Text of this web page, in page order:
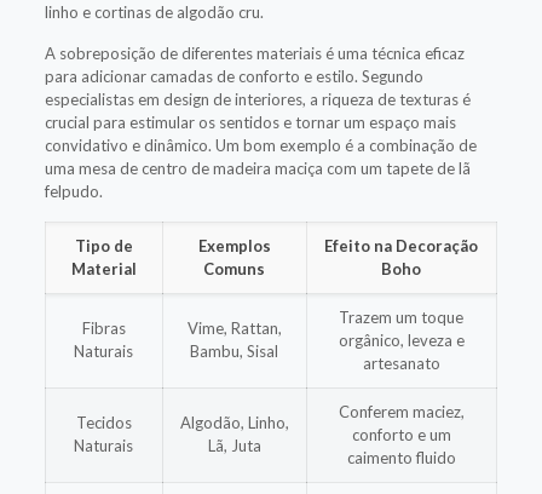
linho e cortinas de algodão cru.
A sobreposição de diferentes materiais é uma técnica eficaz
para adicionar camadas de conforto e estilo. Segundo
especialistas em design de interiores, a riqueza de texturas é
crucial para estimular os sentidos e tornar um espaço mais
convidativo e dinâmico. Um bom exemplo é a combinação de
uma mesa de centro de madeira maciça com um tapete de lã
felpudo.
Tipo de
Material
Exemplos
Comuns
Efeito na Decoração
Boho
Fibras
Naturais
Vime, Rattan,
Bambu, Sisal
Trazem um toque
orgânico, leveza e
artesanato
Tecidos
Naturais
Algodão, Linho,
Lã, Juta
Conferem maciez,
conforto e um
caimento fluido